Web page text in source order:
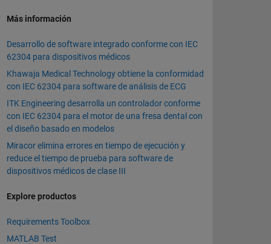
Más información
Desarrollo de software integrado conforme con IEC
62304 para dispositivos médicos
Khawaja Medical Technology obtiene la conformidad
con IEC 62304 para software de análisis de ECG
ITK Engineering desarrolla un controlador conforme
con IEC 62304 para el motor de una fresa dental con
el diseño basado en modelos
Miracor elimina errores en tiempo de ejecución y
reduce el tiempo de prueba para software de
dispositivos médicos de clase III
Explore productos
Requirements Toolbox
MATLAB Test